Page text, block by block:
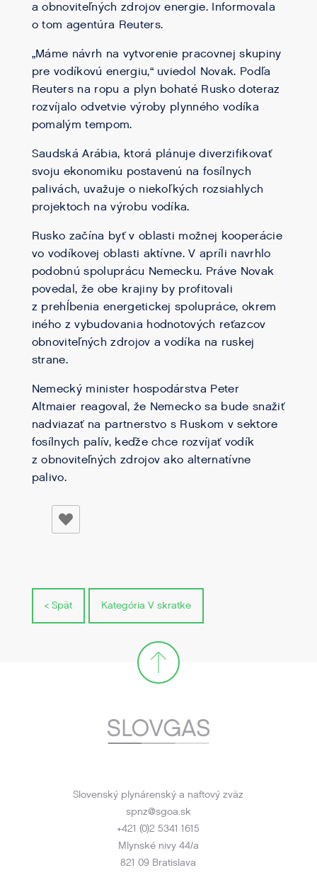
a obnoviteľných zdrojov energie. Informovala
o tom agentúra Reuters.
„Máme návrh na vytvorenie pracovnej skupiny
pre vodíkovú energiu,“ uviedol Novak. Podľa
Reuters na ropu a plyn bohaté Rusko doteraz
rozvíjalo odvetvie výroby plynného vodíka
pomalým tempom.
Saudská Arábia, ktorá plánuje diverzifikovať
svoju ekonomiku postavenú na fosílnych
palivách, uvažuje o niekoľkých rozsiahlych
projektoch na výrobu vodíka.
Rusko začína byť v oblasti možnej kooperácie
vo vodíkovej oblasti aktívne. V apríli navrhlo
podobnú spoluprácu Nemecku. Práve Novak
povedal, že obe krajiny by profitovali
z prehĺbenia energetickej spolupráce, okrem
iného z vybudovania hodnotových reťazcov
obnoviteľných zdrojov a vodíka na ruskej
strane.
Nemecký minister hospodárstva Peter
Altmaier reagoval, že Nemecko sa bude snažiť
nadviazať na partnerstvo s Ruskom v sektore
fosílnych palív, keďže chce rozvíjať vodík
z obnoviteľných zdrojov ako alternatívne
palivo.
< Spät Kategória V skratke
Slovenský plynárenský a naftový zväz
spnz@sgoa.sk
+421 (0)2 5341 1615
Mlynské nivy 44/a
821 09 Bratislava